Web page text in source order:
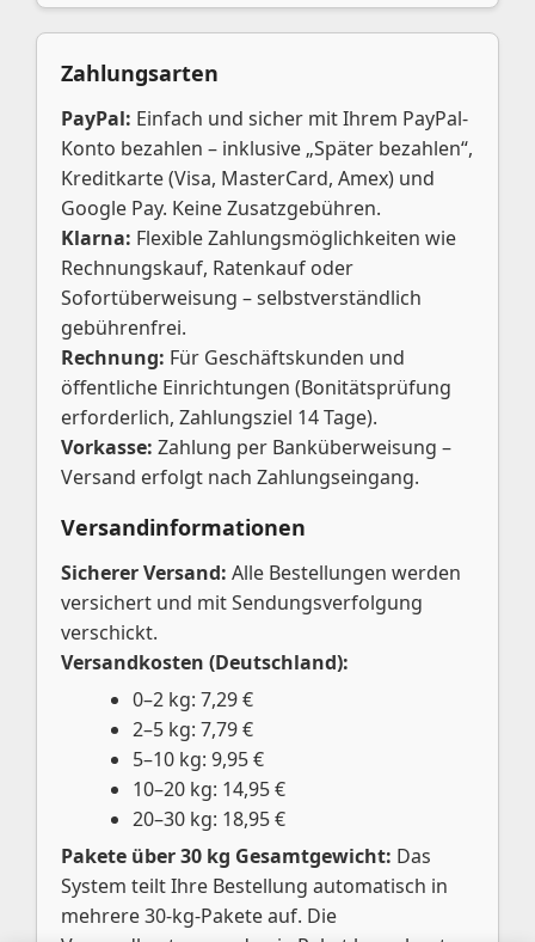
Zahlungsarten
PayPal: Einfach und sicher mit Ihrem PayPal-
Konto bezahlen – inklusive „Später bezahlen“,
Kreditkarte (Visa, MasterCard, Amex) und
Google Pay. Keine Zusatzgebühren.
Klarna: Flexible Zahlungsmöglichkeiten wie
Rechnungskauf, Ratenkauf oder
Sofortüberweisung – selbstverständlich
gebührenfrei.
Rechnung: Für Geschäftskunden und
öffentliche Einrichtungen (Bonitätsprüfung
erforderlich, Zahlungsziel 14 Tage).
Vorkasse: Zahlung per Banküberweisung –
Versand erfolgt nach Zahlungseingang.
Versandinformationen
Sicherer Versand: Alle Bestellungen werden
versichert und mit Sendungsverfolgung
verschickt.
Versandkosten (Deutschland):
0–2 kg: 7,29 €
2–5 kg: 7,79 €
5–10 kg: 9,95 €
10–20 kg: 14,95 €
20–30 kg: 18,95 €
Pakete über 30 kg Gesamtgewicht: Das
System teilt Ihre Bestellung automatisch in
mehrere 30-kg-Pakete auf. Die